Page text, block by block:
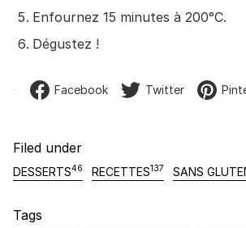
Enfournez 15 minutes à 200°C.
Dégustez !
Facebook Twitter
Filed under
DESSERTS46 RECETTES137 SANS
Tags